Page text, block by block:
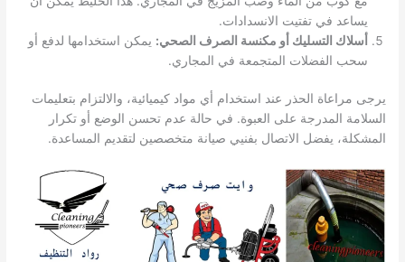
يساعد في تفتيت الانسدادات.
أسلاك التسليك أو مكنسة الصرف الصحي: يمكن استخدامها لدفع أو
سحب الفضلات المتجمعة في المجاري.
يرجى مراعاة الحذر عند استخدام أي مواد كيميائية، والالتزام بتعليمات
السلامة المدرجة على العبوة. في حالة عدم تحسن الوضع أو تكرار
المشكلة، يفضل الاتصال بفنيي صيانة متخصصين لتقديم المساعدة.